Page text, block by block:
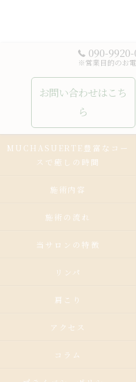
090-
※営業目的のお
お問い合わせはこち
ら
MUCHASUERTE豊富なコー
スで癒しの時間
施術内容
施術の流れ
当サロンの特徴
リンパ
肩こり
アクセス
コラム